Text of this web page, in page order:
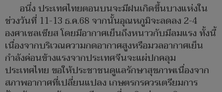
อนึ่ง ประเทศไทยตอนบนจะมีฝนเกิดขึ้นบางแห่งใน
ช่วงวันที่ 11-13 ธ.ค.68 จากนั้นอุณหภูมิจะลดลง 2-4
องศาเซลเซียส โดยมีอากาศเย็นถึงหนาวกับมีลมแรง ทั้งนี้
เนื่องจากบริเวณความกดอากาศสูงหรือมวลอากาศเย็น
กำลังค่อนข้างแรงจากประเทศจีนจะแผ่ปกคลุม
ประเทศไทย ขอให้ประชาชนดูแลรักษาสุขภาพเนื่องจาก
สภาพอากาศที่เปลี่ยนแปลง เกษตรกรควรเตรียมการ